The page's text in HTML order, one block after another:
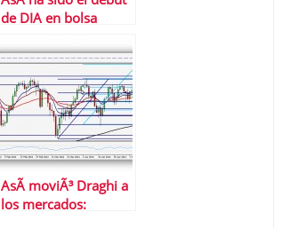
de DIA en bolsa
AsÃ­ moviÃ³ Draghi a
los mercados: